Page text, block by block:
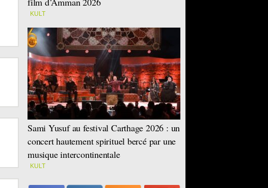
KULT
Sami Yusuf au festival Carthage 2026 : un
concert hautement spirituel bercé par une
musique intercontinentale
KULT